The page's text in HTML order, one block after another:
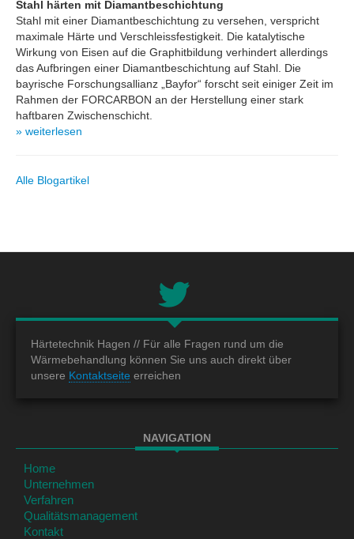
Stahl härten mit Diamantbeschichtung
Stahl mit einer Diamantbeschichtung zu versehen, verspricht
maximale Härte und Verschleissfestigkeit. Die katalytische
Wirkung von Eisen auf die Graphitbildung verhindert allerdings
das Aufbringen einer Diamantbeschichtung auf Stahl. Die
bayrische Forschungsallianz „Bayfor“ forscht seit einiger Zeit im
Rahmen der FORCARBON an der Herstellung einer stark
haftbaren Zwischenschicht.
» weiterlesen
Alle Blogartikel
Härtetechnik Hagen // Für alle Fragen rund um die
Wärmebehandlung können Sie uns auch direkt über
unsere Kontaktseite erreichen
NAVIGATION
Home
Unternehmen
Verfahren
Qualitätsmanagement
Kontakt